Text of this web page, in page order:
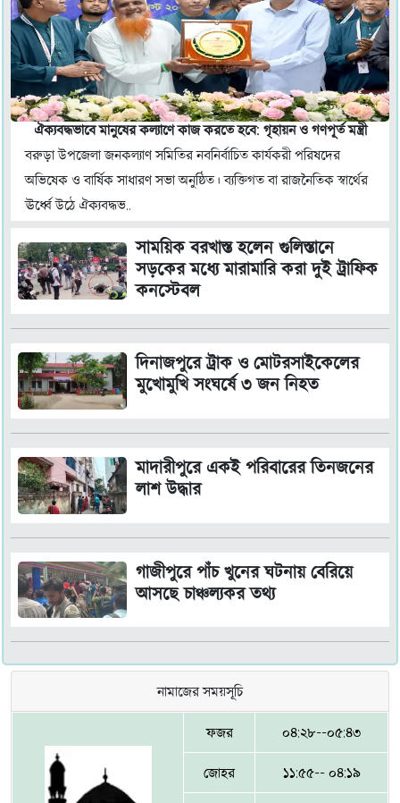
ঐক্যবদ্ধভাবে মানুষের কল্যাণে কাজ করতে হবে: গৃহায়ন ও গণপূর্ত মন্ত্রী
বরুড়া উপজেলা জনকল্যাণ সমিতির নবনির্বাচিত কার্যকরী পরিষদের
অভিষেক ও বার্ষিক সাধারণ সভা অনুষ্ঠিত। ব্যক্তিগত বা রাজনৈতিক স্বার্থের
ঊর্ধ্বে উঠে ঐক্যবদ্ধভ..
সাময়িক বরখাস্ত হলেন গুলিস্তানে
সড়কের মধ্যে মারামারি করা দুই ট্রাফিক
কনস্টেবল
দিনাজপুরে ট্রাক ও মোটরসাইকেলের
মুখোমুখি সংঘর্ষে ৩ জন নিহত
মাদারীপুরে একই পরিবারের তিনজনের
লাশ উদ্ধার
গাজীপুরে পাঁচ খুনের ঘটনায় বেরিয়ে
আসছে চাঞ্চল্যকর তথ্য
নামাজের সময়সূচি
ফজর ০৪:২৮--০৫:৪৩
জোহর ১১:৫৫-- ০৪:১৯